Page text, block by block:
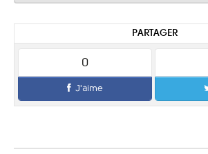
PARTAGER
0
J'aime